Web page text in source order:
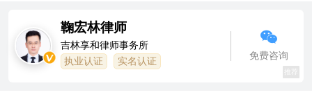
鞠宏林律师
吉林享和律师事务所
执业认证 实名认证
免费咨询